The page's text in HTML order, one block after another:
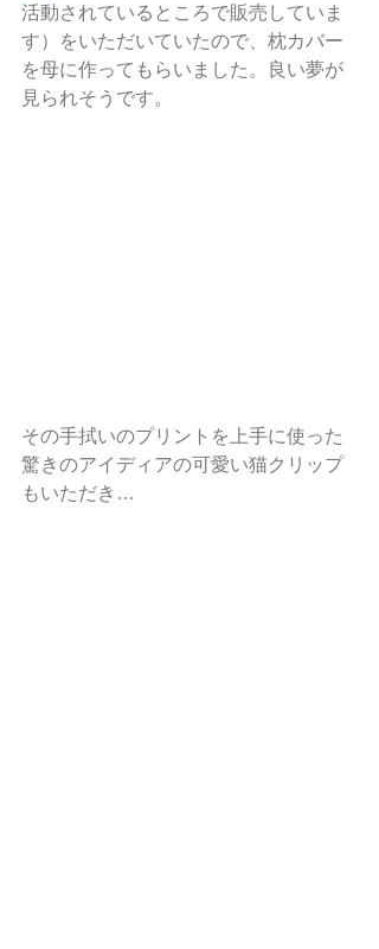
活動されているところで販売していま
す）をいただいていたので、枕カバー
を母に作ってもらいました。良い夢が
見られそうです。
その手拭いのプリントを上手に使った
驚きのアイディアの可愛い猫クリップ
もいただき…